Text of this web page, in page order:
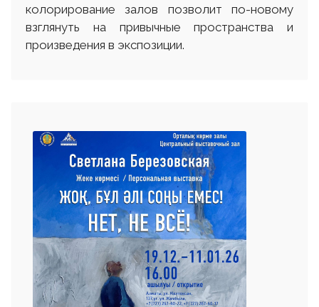
колорирование залов позволит по-новому
взглянуть на привычные пространства и
произведения в экспозиции.